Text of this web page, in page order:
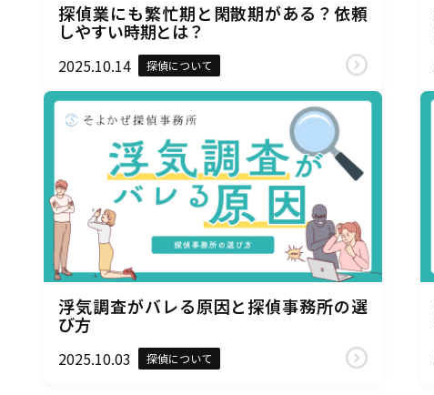
2025.10.14 探偵について
探偵業にも繁忙期と閑散期がある？依頼
しやすい時期とは？
2025.10.03 探偵について
浮気調査がバレる原因と探偵事務所の選
び方